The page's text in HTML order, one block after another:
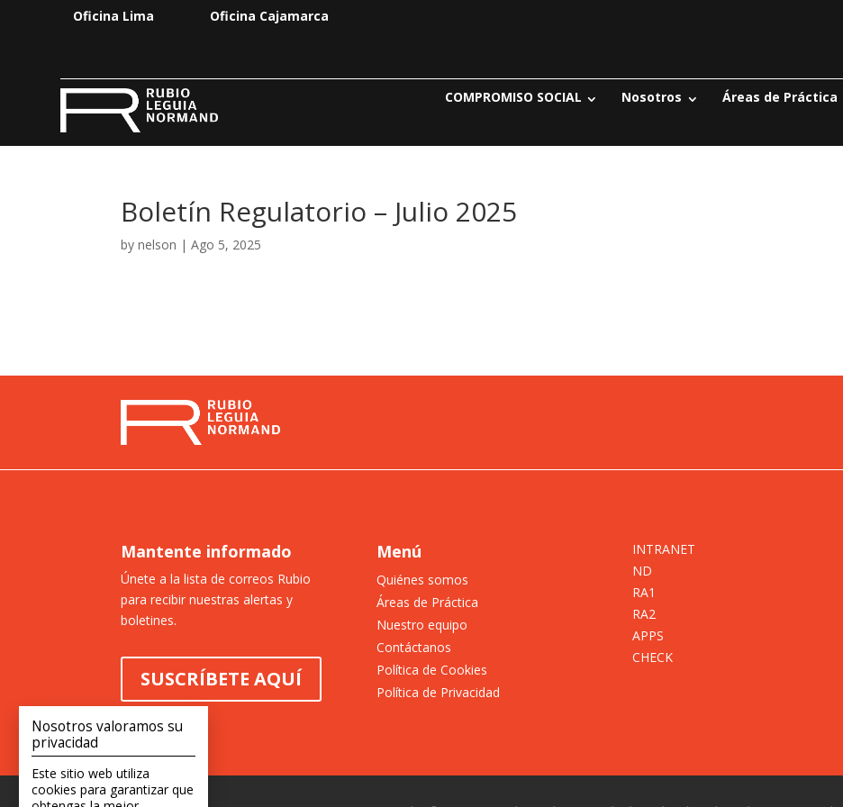
Oficina Lima Oficina Cajamarca
COMPROMISO SOCIAL Nosotros Áreas de Práctica
Boletín Regulatorio – Julio 2025
bynelson |Ago 5, 2025
Mantente informado
Únete a la lista de correos Rubio
para recibir nuestras alertas y
boletines.
SUSCRÍBETE AQUÍ
Menú
Quiénes somos
Áreas de Práctica
Nuestro equipo
Contáctanos
Política de Cookies
Política de Privacidad
INTRANET
ND
RA1
RA2
APPS
CHECK
Nosotros valoramos su
privacidad
Este sitio web utiliza
cookies para garantizar que